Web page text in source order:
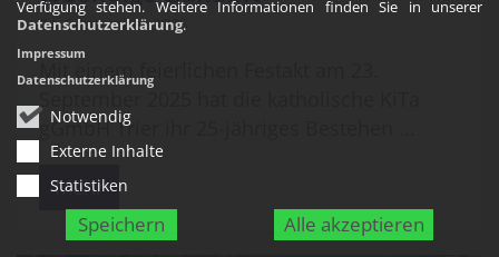
Verfügung stehen. Weitere Informationen finden Sie in unserer
Datenschutzerklärung.
Notwendig
Externe Inhalte
Statistiken
Speichern Alle akzeptieren
Impressum
Datenschutzerklärung
24. September 2025
Mit einem feierlichen Festakt am 23.
gGmbH Trier ihr 25-jähriges Bestehen ...
Mehr